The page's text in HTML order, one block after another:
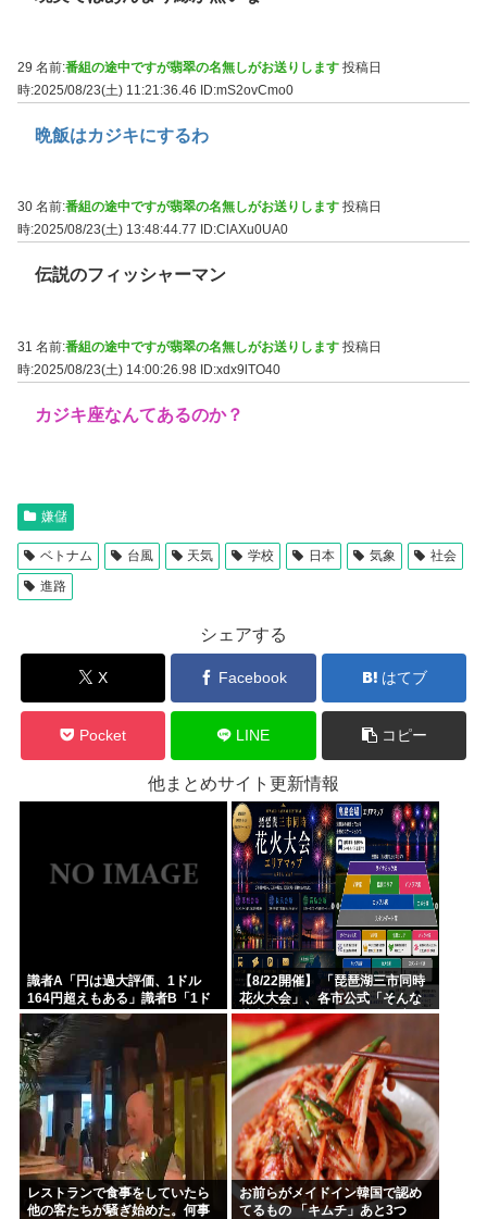
29 名前:番組の途中ですが翡翠の名無しがお送りします 投稿日
時:2025/08/23(土) 11:21:36.46 ID:mS2ovCmo0
晩飯はカジキにするわ
30 名前:番組の途中ですが翡翠の名無しがお送りします 投稿日
時:2025/08/23(土) 13:48:44.77
ID:ClAXu0UA0
伝説のフィッシャーマン
31 名前:番組の途中ですが翡翠の名無しがお送りします 投稿日
時:2025/08/23(土) 14:00:26.98 ID:xdx9lTO40
カジキ座なんてあるのか？
嫌儲
ベトナム 台風 天気 学校 日本 気象
社会
進路
シェアする
X Facebook はてブ
Pocket LINE コピー
他まとめサイト更新情報
識者A「円は過大評価、1ドル
164円超えもある」識者B「1ド
ル140円台もある」どっちなの
【8/22開催】 「琵琶湖三市同時
花火大会」、各市公式「そんな
花火大会は存在しない」→ 高価
チケットを購入した人達がSNS
阿鼻叫喚
レストランで食事をしていたら
他の客たちが騒ぎ始めた。何事
お前らがメイドイン韓国で認め
てるもの 「キムチ」あと3つ